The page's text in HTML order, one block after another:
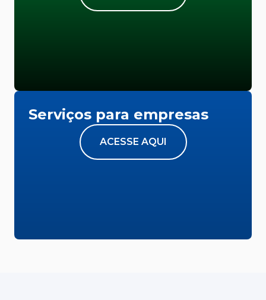
Serviços para empresas
ACESSE AQUI